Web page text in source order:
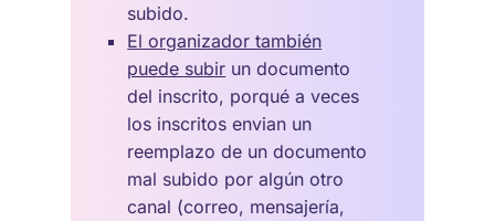
subido.
El organizador también
puede subir un documento
del inscrito, porqué a veces
los inscritos envian un
reemplazo de un documento
mal subido por algún otro
canal (correo, mensajería,